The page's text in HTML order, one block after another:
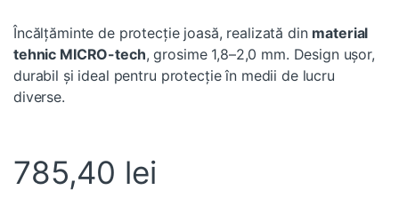
Încălțăminte de protecție joasă, realizată din material
tehnic MICRO-tech, grosime 1,8–2,0 mm. Design ușor,
durabil și ideal pentru protecție în medii de lucru
diverse.
785,40 lei